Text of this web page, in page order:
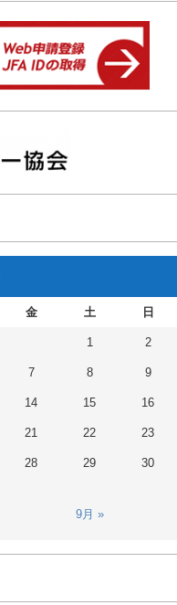
金 土 日
1 2
7 8 9
14 15 16
21 22 23
28 29 30
9月 »